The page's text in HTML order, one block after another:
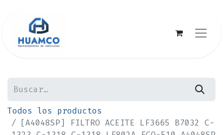
Todos los productos
[A4048SP] FILTRO ACEITE LF3665 B7032 C-